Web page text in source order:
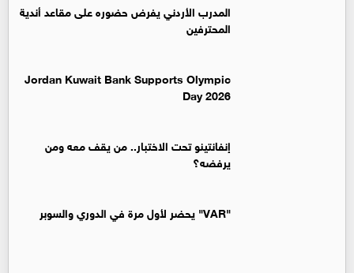
المدرب الأردني يفرض حضوره على مقاعد أندية
المحترفين
Jordan Kuwait Bank Supports Olympic
Day 2026
إنفانتينو تحت الاختبار.. من يقف معه ومن
يرفضه؟
"VAR" يحضر لأول مرة في الدوري والسوبر